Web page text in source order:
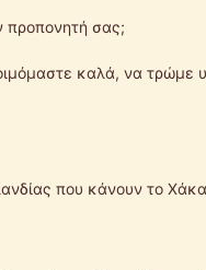
προπονητή σας;
καλά, να τρώμε
που κάνουν το